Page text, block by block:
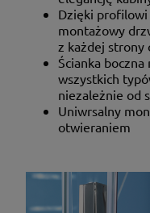
Dzięki profilowi
montażowy
z każdej strony
Ścianka
wszystkich
niezależnie od
Uniwrsalny
otwieraniem